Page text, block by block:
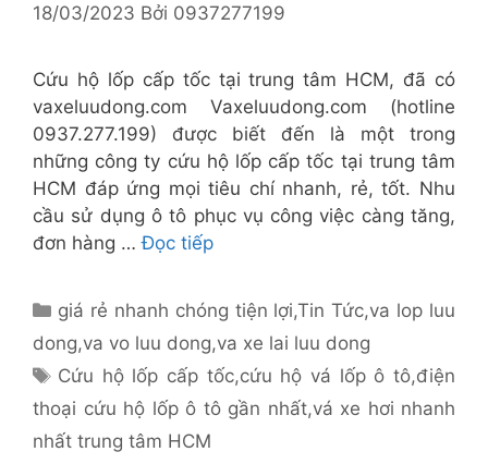
18/03/2023 Bởi 0937277199
Cứu hộ lốp cấp tốc tại trung tâm HCM, đã có
vaxeluudong.com Vaxeluudong.com (hotline
0937.277.199) được biết đến là một trong
những công ty cứu hộ lốp cấp tốc tại trung tâm
HCM đáp ứng mọi tiêu chí nhanh, rẻ, tốt. Nhu
cầu sử dụng ô tô phục vụ công việc càng tăng,
đơn hàng …Đọc tiếp
Danh
giá rẻ nhanh chóng tiện lợi,Tin Tức,va lop luu
dong,va vo luu dong,va xe lai luu dong
Thẻ
Cứu hộ lốp cấp tốc,cứu hộ vá lốp ô tô,điện
thoại cứu hộ lốp ô tô gần nhất,vá xe hơi nhanh
nhất trung tâm HCM